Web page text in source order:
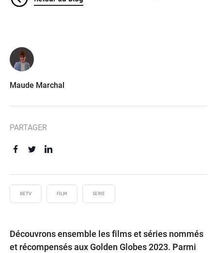
Découvrons ensemble les films et séries nommés
et récompensés aux Golden Globes 2023. Parmi
Maude Marchal
PARTAGER
BETV FILM SERIE